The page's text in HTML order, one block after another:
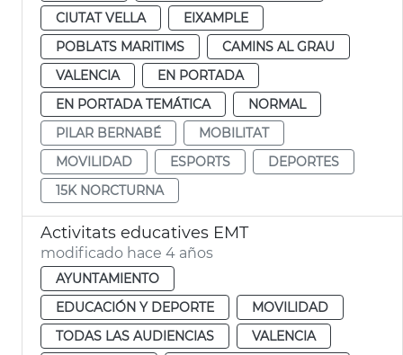
CIUTAT VELLA
EIXAMPLE
POBLATS MARITIMS
CAMINS AL GRAU
VALENCIA
EN PORTADA
EN PORTADA TEMÁTICA
NORMAL
PILAR BERNABÉ
MOBILITAT
MOVILIDAD
ESPORTS
DEPORTES
15K NORCTURNA
Activitats educatives EMT
modificado hace 4 años
AYUNTAMIENTO
EDUCACIÓN Y DEPORTE
MOVILIDAD
TODAS LAS AUDIENCIAS
VALENCIA